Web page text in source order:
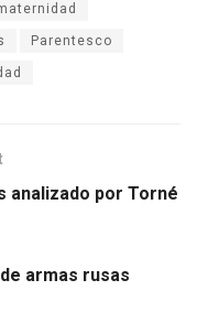
Parentesco
analizado por Torné
armas rusas